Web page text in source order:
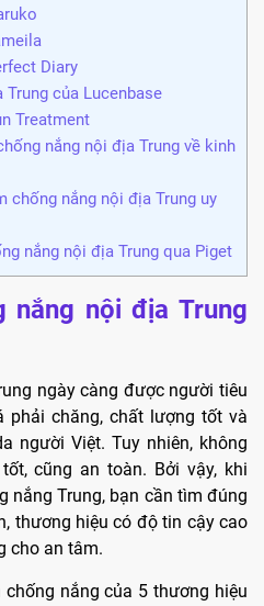
Diary
của Lucenbase
Treatment
nắng nội địa Trung về kinh
chống nắng nội địa Trung uy
nắng nội địa Trung qua Piget
nắng nội địa Trung
ngày càng được người tiêu
chăng, chất lượng tốt và
người Việt. Tuy nhiên, không
cũng an toàn. Bởi vậy, khi
nắng Trung, bạn cần tìm đúng
thương hiệu có độ tin cậy cao
cho an tâm.
nắng của 5 thương hiệu